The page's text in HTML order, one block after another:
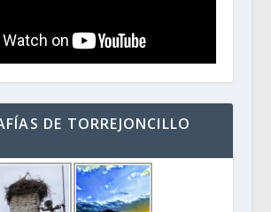
DE TORREJONCILLO